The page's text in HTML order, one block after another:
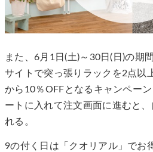
また、6月1日(土)～30日(日)の期
サイトで突っ張りラックを2点以
から10％OFFとなるキャンペー
ートに入れて注文画面に進むと
れる。
9の付く日は「クオリアル」でお